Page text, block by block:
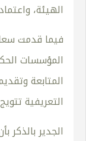
الهيئة،
فيما قدمت
المؤسسات
المتابعة
التعريفية